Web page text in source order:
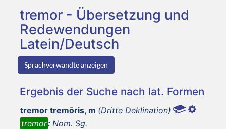
tremor - Übersetzung und
Redewendungen
Latein/Deutsch
Sprachverwandte anzeigen
Ergebnis der Suche nach lat. Formen
tremor tremōris, m (Dritte Deklination)
tremor: Nom. Sg.